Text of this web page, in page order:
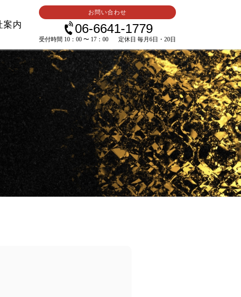
案内
お問い合わせ
06-6641-1779
受付時間 10：00 〜 17：00 定休日 毎月6日・20日